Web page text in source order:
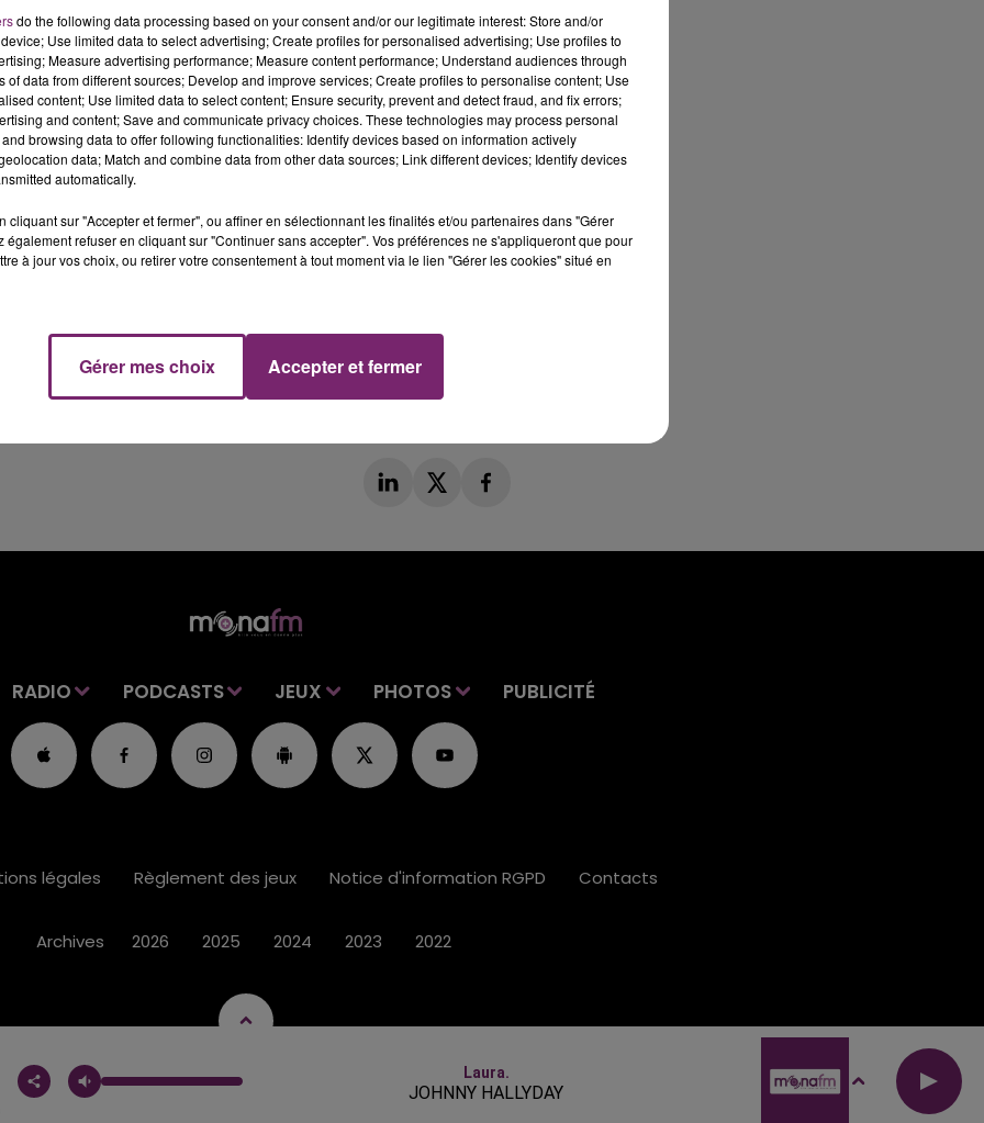
de la Capitale.
RADIO PODCASTS JEUX PHOTOS PUBLICITÉ
Laura.
JOHNNY HALLYDAY
légales Règlement des jeux Notice d'information RGPD Contacts
Archives 2026 2025 2024 2023 2022
do the following data processing based on your consent and/or our legitimate interest: Store and/or
Use limited data to select advertising; Create profiles for personalised advertising; Use profiles to
Measure advertising performance; Measure content performance; Understand audiences through
of data from different sources; Develop and improve services; Create profiles to personalise content; Use
content; Use limited data to select content; Ensure security, prevent and detect fraud, and fix errors;
and content; Save and communicate privacy choices. These technologies may process personal
browsing data to offer following functionalities: Identify devices based on information actively
data; Match and combine data from other data sources; Link different devices; Identify devices
automatically.
cliquant sur "Accepter et fermer", ou affiner en sélectionnant les finalités et/ou partenaires dans "Gérer
également refuser en cliquant sur "Continuer sans accepter". Vos préférences ne s'appliqueront que pour
à jour vos choix, ou retirer votre consentement à tout moment via le lien "Gérer les cookies" situé en
Gérer mes choix Accepter et fermer